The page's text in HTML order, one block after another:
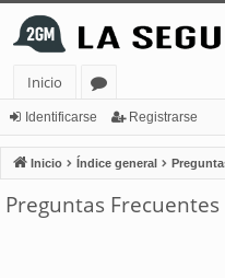
Inicio
or
os
Identificarse Registrarse
Inicio Índice general
Preguntas Frecuentes